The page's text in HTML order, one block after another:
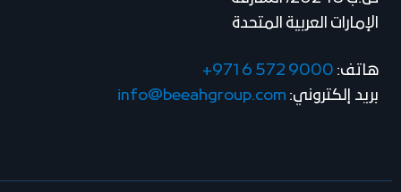
الإمارات العربية المتحدة
هاتف: +971 6 572 9000
بريد إلكتروني: info@beeahgroup.com